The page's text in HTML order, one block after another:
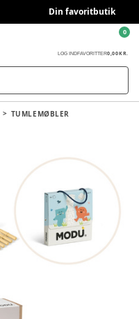
Din favoritbutik
LOG INDFAVORITTER0,00 KR.
0
TUMLEMØBLER